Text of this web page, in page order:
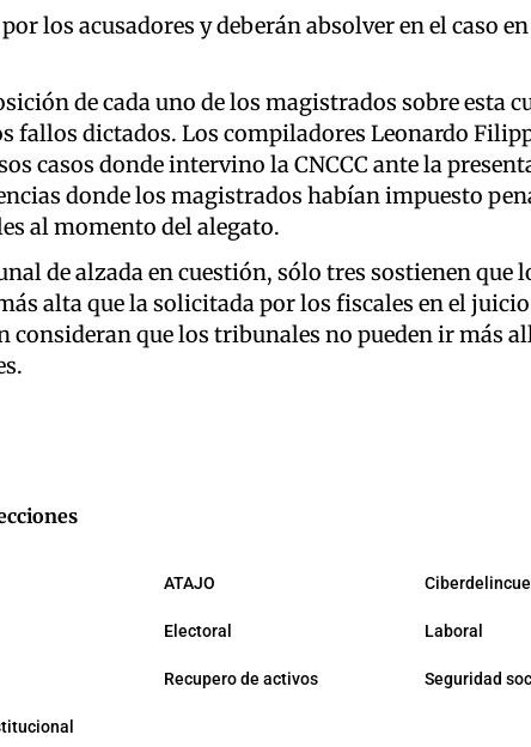
los acusadores y deberán absolver en el caso
de cada uno de los magistrados sobre esta
fallos dictados. Los compiladores Leonardo
casos donde intervino la CNCCC ante la
donde los magistrados habían impuesto
al momento del alegato.
de alzada en cuestión, sólo tres sostienen que
alta que la solicitada por los fiscales en el
consideran que los tribunales no pueden ir más
ATAJO
Electoral Laboral
Recupero de activos Seguridad